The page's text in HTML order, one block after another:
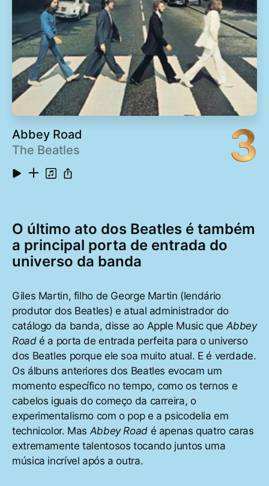
Abbey Road
The Beatles
3
O último ato dos Beatles é também
a principal porta de entrada do
universo da banda
Giles Martin, filho de George Martin (lendário
produtor dos Beatles) e atual administrador do
catálogo da banda, disse ao Apple Music queAbbey
Roadé a porta de entrada perfeita para o universo
dos Beatles porque ele soa muito atual. E é verdade.
Os álbuns anteriores dos Beatles evocam um
momento específico no tempo, como os ternos e
cabelos iguais do começo da carreira, o
experimentalismo com o pop e a psicodelia em
technicolor. MasAbbey Roadé apenas quatro caras
extremamente talentosos tocando juntos uma
música incrível após a outra.